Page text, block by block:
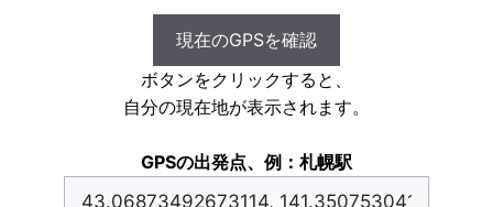
現在のGPSを確認
ボタンをクリックすると、
自分の現在地が表示されます。
GPSの出発点、例：札幌駅